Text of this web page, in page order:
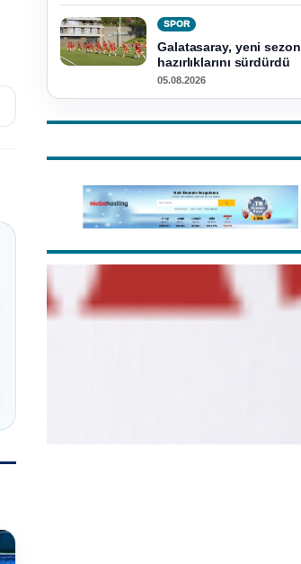
SPOR
Galatasaray, yeni sezon
hazırlıklarını sürdürdü
05.08.2026